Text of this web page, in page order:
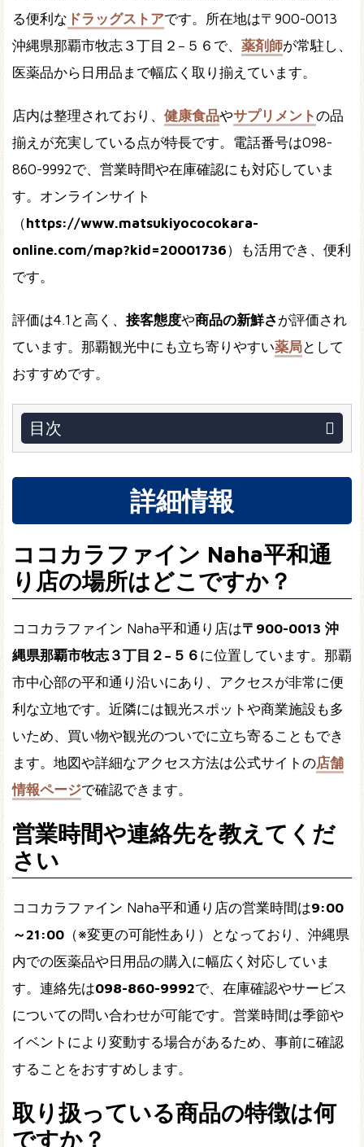
る便利な ドラッグストアです。所在地は〒900-0013
沖縄県那覇市牧志３丁目２−５６で、 薬剤師が常駐し、
医薬品から日用品まで幅広く取り揃えています。
店内は整理されており、 健康食品やサプリメントの品
揃えが充実している点が特長です。電話番号は098-
860-9992で、営業時間や在庫確認にも対応していま
す。オンラインサイト
（https://www.matsukiyococokara-
online.com/map?kid=20001736）も活用でき、便利
です。
評価は4.1と高く、 接客態度や商品の新鮮さが評価され
ています。那覇観光中にも立ち寄りやすい薬局として
おすすめです。
目次
詳細情報
ココカラファイン Naha平和通
り店の場所はどこですか？
ココカラファイン Naha平和通り店は〒900-0013 沖
縄県那覇市牧志３丁目２−５６ に位置しています。那覇
市中心部の平和通り沿いにあり、アクセスが非常に便
利な立地です。近隣には観光スポットや商業施設も多
いため、買い物や観光のついでに立ち寄ることもでき
ます。地図や詳細なアクセス方法は公式サイトの店舗
情報ページで確認できます。
営業時間や連絡先を教えてくだ
さい
ココカラファイン Naha平和通り店の営業時間は9:00
～21:00 （※変更の可能性あり）となっており、沖縄県
内での医薬品や日用品の購入に幅広く対応していま
す。連絡先は098-860-9992で、在庫確認やサービス
についての問い合わせが可能です。営業時間は季節や
イベントにより変動する場合があるため、事前に確認
することをおすすめします。
取り扱っている商品の特徴は何
ですか？